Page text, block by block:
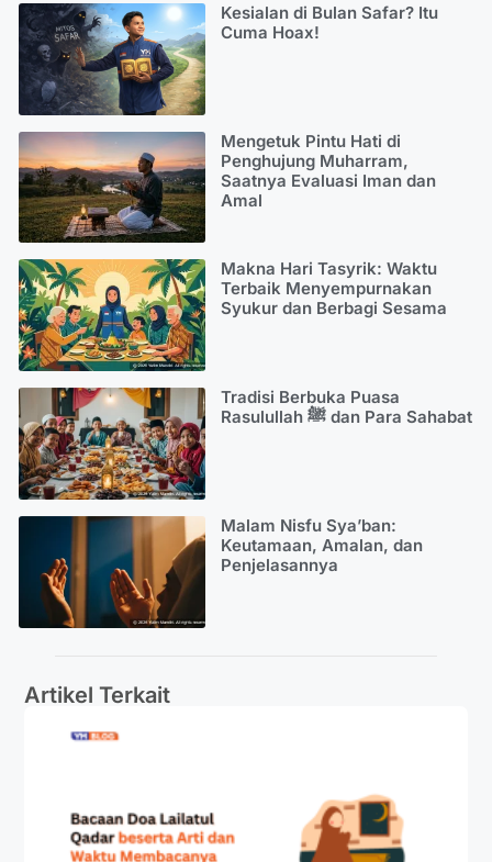
Kesialan di Bulan Safar? Itu
Cuma Hoax!
Mengetuk Pintu Hati di
Penghujung Muharram,
Saatnya Evaluasi Iman dan
Amal
Makna Hari Tasyrik: Waktu
Terbaik Menyempurnakan
Syukur dan Berbagi Sesama
Tradisi Berbuka Puasa
Rasulullah ﷺ dan Para Sahabat
Malam Nisfu Sya’ban:
Keutamaan, Amalan, dan
Penjelasannya
Artikel Terkait